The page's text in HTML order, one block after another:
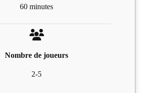
60 minutes
Nombre de joueurs
2-5